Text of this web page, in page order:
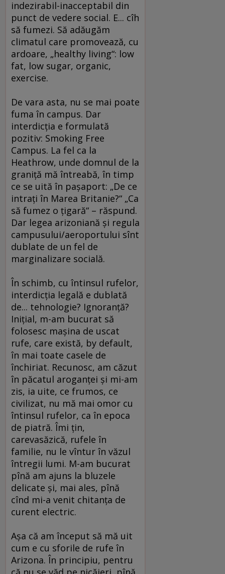
indezirabil-inacceptabil din
punct de vedere social. E... cîh
să fumezi. Să adăugăm
climatul care promovează, cu
ardoare, „healthy living“: low
fat, low sugar, organic,
exercise.
De vara asta, nu se mai poate
fuma în campus. Dar
interdicţia e formulată
pozitiv: Smoking Free
Campus. La fel ca la
Heathrow, unde domnul de la
graniţă mă întreabă, în timp
ce se uită în paşaport: „De ce
intraţi în Marea Britanie?“ „Ca
să fumez o ţigară“ – răspund.
Dar legea arizoniană şi regula
campusului/aeroportului sînt
dublate de un fel de
marginalizare socială.
În schimb, cu întinsul rufelor,
interdicţia legală e dublată
de... tehnologie? Ignoranţă?
Iniţial, m-am bucurat să
folosesc maşina de uscat
rufe, care există, by default,
în mai toate casele de
închiriat. Recunosc, am căzut
în păcatul aroganţei şi mi-am
zis, ia uite, ce frumos, ce
civilizat, nu mă mai omor cu
întinsul rufelor, ca în epoca
de piatră. Îmi ţin,
carevasăzică, rufele în
familie, nu le vîntur în văzul
întregii lumi. M-am bucurat
pînă am ajuns la bluzele
delicate şi, mai ales, pînă
cînd mi-a venit chitanţa de
curent electric.
Aşa că am început să mă uit
cum e cu sforile de rufe în
Arizona. În principiu, pentru